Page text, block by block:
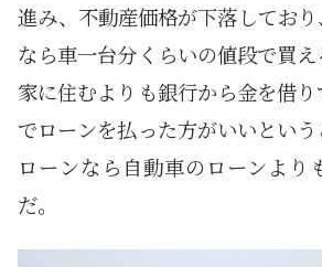
進み、不動産価格が下落してお
なら車一台分くらいの値段で買
家に住むよりも銀行から金を借
でローンを払った方がいいとい
ローンなら自動車のローンより
だ。